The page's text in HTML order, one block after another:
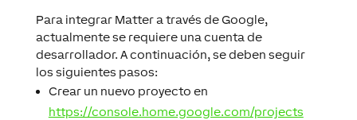
Para integrar Matter a través de Google,
actualmente se requiere una cuenta de
desarrollador. A continuación, se deben seguir
los siguientes pasos:
Crear un nuevo proyecto en
https://console.home.google.com/projects